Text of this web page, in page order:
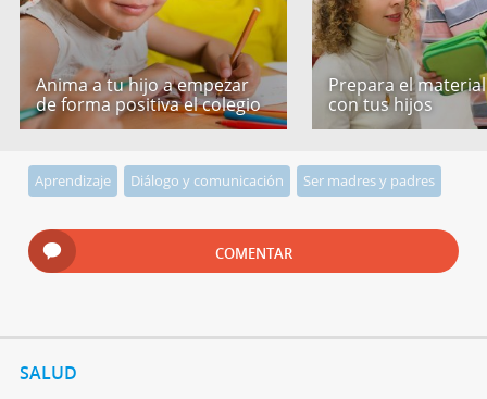
Anima a tu hijo a empezar
de forma positiva el colegio
Prepara el
con tus hijos
Aprendizaje Diálogo y comunicación Ser madres y padres
COMENTAR
SALUD